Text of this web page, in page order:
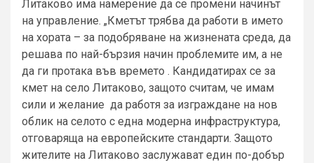
Литаково има намерение да се промени начинът
на управление. „Кметът трябва да работи в името
на хората – за подобряване на жизнената среда, да
решава по най-бързия начин проблемите им, а не
да ги протака във времето . Кандидатирах се за
кмет на село Литаково, защото считам, че имам
сили и желание да работя за изграждане на нов
облик на селото с една модерна инфраструктура,
отговаряща на европейските стандарти. Защото
жителите на Литаково заслужават един по-добър